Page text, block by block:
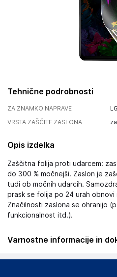
Tehnične podrobnosti
ZA ZNAMKO NAPRAVE
LG
VRSTA ZAŠČITE ZASLONA
Opis izdelka
Zaščitna folija proti udarcem:
do 300 % močnejši. Zaslon je
tudi ob močnih udarcih.
prask se folija po 24 urah
Značilnosti zaslona se ohranijo
funkcionalnost itd.).
Varnostne informacije in
Podatki o proizvajalcu